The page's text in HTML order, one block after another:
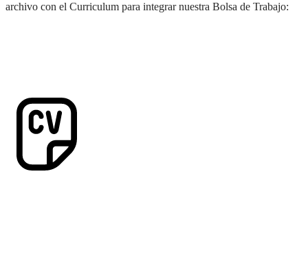
archivo con el Curriculum para integrar nuestra Bolsa de Trabajo: